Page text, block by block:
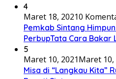
4
Maret 18, 20210
Pemkab Sintang
PerbupTata Cara Bakar
5
Maret 10, 2021Maret 10,
Misa di “Langkau Kita”